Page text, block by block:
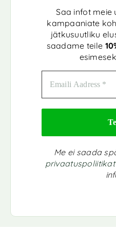
Saa infot meie
kampaaniate
jätkusuutliku
saadame teile
Me ei saada
privaatuspoliitikat